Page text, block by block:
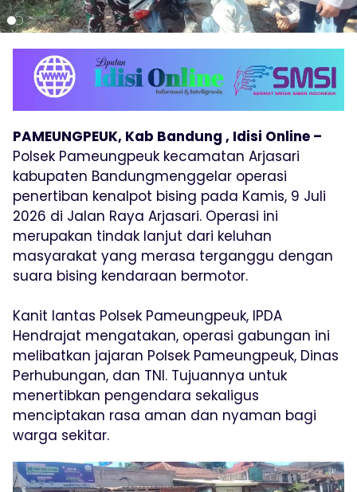
PAMEUNGPEUK, Kab Bandung , Idisi Online –
Polsek Pameungpeuk kecamatan Arjasari
kabupaten Bandungmenggelar operasi
penertiban kenalpot bising pada Kamis, 9 Juli
2026 di Jalan Raya Arjasari. Operasi ini
merupakan tindak lanjut dari keluhan
masyarakat yang merasa terganggu dengan
suara bising kendaraan bermotor.
Kanit lantas Polsek Pameungpeuk, IPDA
Hendrajat mengatakan, operasi gabungan ini
melibatkan jajaran Polsek Pameungpeuk, Dinas
Perhubungan, dan TNI. Tujuannya untuk
menertibkan pengendara sekaligus
menciptakan rasa aman dan nyaman bagi
warga sekitar.